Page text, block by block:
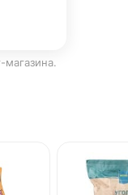
магазина.